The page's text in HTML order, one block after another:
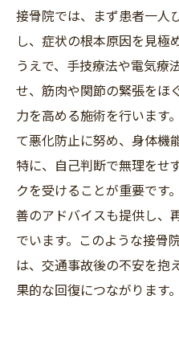
接骨院では、まず患者一人
し、症状の根本原因を見極
うえで、手技療法や電気療
せ、筋肉や関節の緊張をほ
力を高める施術を行います
て悪化防止に努め、身体機
特に、自己判断で無理をせ
クを受けることが重要です
善のアドバイスも提供し、
でいます。このような接骨
は、交通事故後の不安を抱
果的な回復につながります。